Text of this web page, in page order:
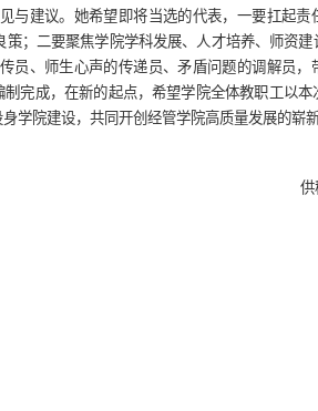
与建议。她希望即将当选的代表，一要扛起责
；二要聚焦学院学科发展、人才培养、师资
员、师生心声的传递员、矛盾问题的调解员，
完成，在新的起点，希望学院全体教职工以
学院建设，共同开创经管学院高质量发展的崭新
供